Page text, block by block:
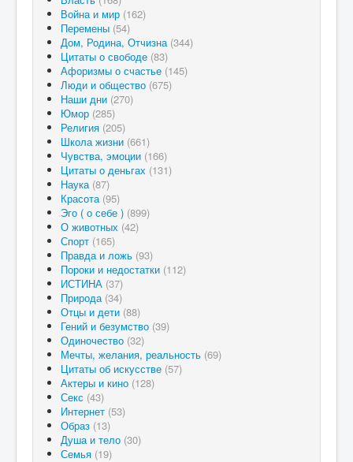
Война и мир (162)
Перемены (54)
Дом, Родина, Отчизна (344)
Цитаты о свободе (83)
Афоризмы о счастье (145)
Люди и общество (675)
Наши дни (270)
Юмор (285)
Религия (205)
Школа жизни (661)
Чувства, эмоции (166)
Цитаты о деньгах (131)
Наука (87)
Красота (95)
Эго ( о себе ) (899)
О животных (42)
Спорт (165)
Правда и ложь (93)
Пороки и недостатки (112)
ИСТИНА (37)
Природа (34)
Отцы и дети (88)
Гений и безумство (39)
Одиночество (32)
Мечты, желания, реальность (69)
Цитаты об искусстве (57)
Актеры и кино (128)
Секс (43)
Интернет (53)
Образ (13)
Душа и тело (30)
Семья (19)